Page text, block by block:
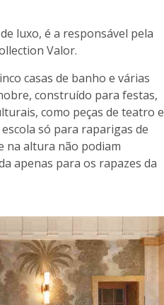
luxo, é a responsável pela
Valor.
casas de banho e várias
construído para festas,
como peças de teatro e
só para raparigas de
na altura não podiam
apenas para os rapazes da